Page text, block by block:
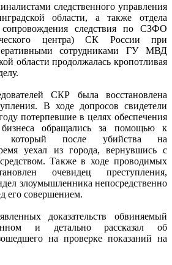
следственного управления
области, а также отдела
сопровождения следствия по СЗФО
центра) СК России при
сотрудниками ГУ МВД
области продолжалась кропотливая
СКР была восстановлена
В ходе допросов свидетели
потерпевшие в целях обеспечения
бизнеса обращались за помощью к
который после убийства на
уехал из города, вернувшись с
Также в ходе проводимых
очевидец преступления,
злоумышленника непосредственно
его совершением.
доказательств обвиняемый
и детально рассказал об
на проверке показаний на